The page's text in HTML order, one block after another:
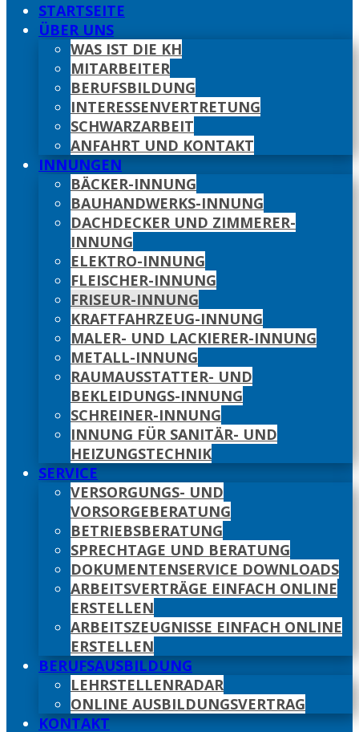
STARTSEITE
ÜBER UNS
WAS IST DIE KH
MITARBEITER
BERUFSBILDUNG
INTERESSENVERTRETUNG
SCHWARZARBEIT
ANFAHRT UND KONTAKT
INNUNGEN
BÄCKER-INNUNG
BAUHANDWERKS-INNUNG
DACHDECKER UND ZIMMERER-
INNUNG
ELEKTRO-INNUNG
FLEISCHER-INNUNG
FRISEUR-INNUNG
KRAFTFAHRZEUG-INNUNG
MALER- UND LACKIERER-INNUNG
METALL-INNUNG
RAUMAUSSTATTER- UND
BEKLEIDUNGS-INNUNG
SCHREINER-INNUNG
INNUNG FÜR SANITÄR- UND
HEIZUNGSTECHNIK
SERVICE
VERSORGUNGS- UND
VORSORGEBERATUNG
BETRIEBSBERATUNG
SPRECHTAGE UND BERATUNG
DOKUMENTENSERVICE DOWNLOADS
ARBEITSVERTRÄGE EINFACH ONLINE
ERSTELLEN
ARBEITSZEUGNISSE EINFACH ONLINE
ERSTELLEN
BERUFSAUSBILDUNG
LEHRSTELLENRADAR
ONLINE AUSBILDUNGSVERTRAG
KONTAKT